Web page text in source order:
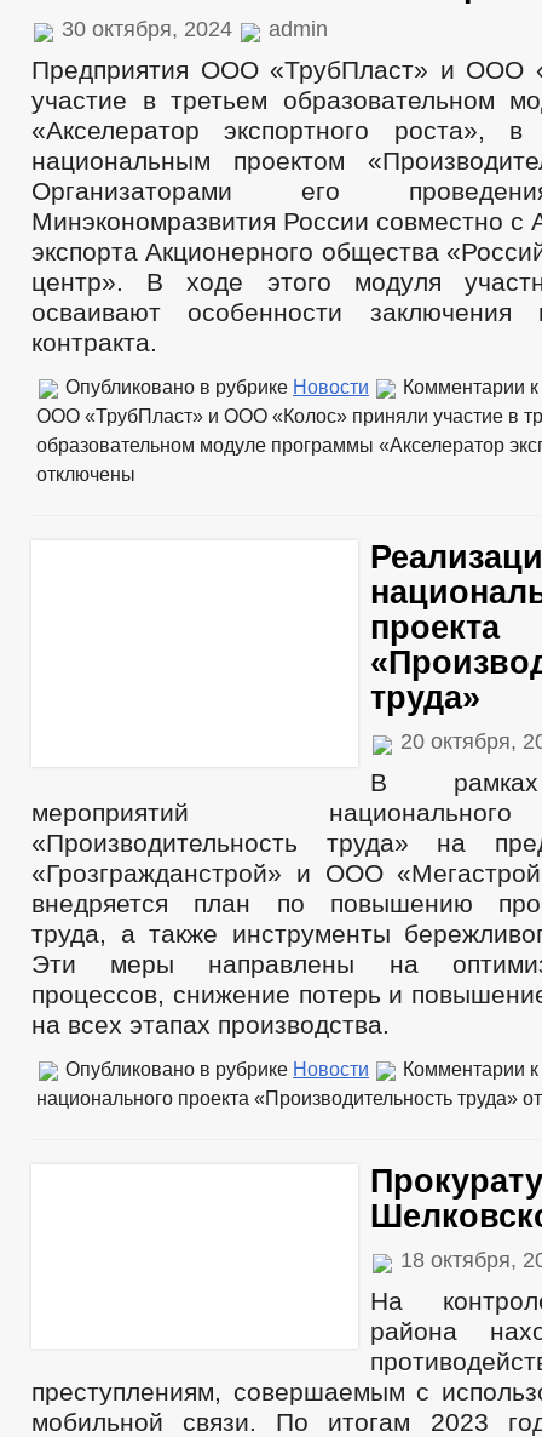
ПРОЕКТЫ К ОБСУЖДЕНИЮ
ПРОЕКТЫ РЕШЕНИЙ
ПРОЕКТЫ РЕШЕНИЙ О
ПРОЕКТЫ АДМИНИСТРАТИВНЫХ РЕГЛАМЕНТОВ
ПЕРЕЧЕНЬ НПА, СОДЕРЖАЩИХ ОБЯЗАТЕЛЬНЫЕ ТРЕБОВАНИЯ
РАСПОРЯЖЕНИЯ МЭРИИ
РЕШЕНИЯ
ПРОТЕСТЫ
ФЕДЕРАЛЬНЫЕ ЗАКОНЫ
БЮДЖЕТ
БЮДЖЕТ ПО ГОДАМ
ОТЧЕТ ОБ ИСПОЛНЕНИИ БЮДЖЕТА
_
МУНИЦИПАЛЬНЫЕ УСЛУГИ
ПРЕДОСТАВЛЕНИЕ УСЛУГ ИНВАЛИДАМ
СТАНДАРТЫ МУНИЦИПАЛЬНЫХ УСЛУГ
ПЕРЕЧЕНЬ НПА, СОДЕРЖАЩИХ ОБЯЗАТЕЛЬНЫЕ ТРЕБОВАНИЯ,
КОНТРОЛЮ
ПРИЕМ ГРАЖДАН
ОБЗОРЫ ОБРАЩЕНИЙ ГРАЖДАН
ФОРМА
РЕГЛАМЕНТ РАССМОТРЕНИЯ ОБРАЩЕНИЙ
30 октября, 2024 admin
Предприятия ООО «ТрубПласт» и ООО
участие в третьем образовательном
«Акселератор экспортного роста», в
национальным проектом
Организаторами его
Минэкономразвития России совместно
экспорта Акционерного общества
центр». В ходе этого модуля
осваивают особенности заключения
контракта.
Опубликовано в рубрике Новости Комментарии
ООО «ТрубПласт» и ООО «Колос» приняли участие в
образовательном модуле программы «Акселератор
отключены
проекта
труда»
20 октября,
В рамках
мероприятий
«Производительность труда» на
«Грозгражданстрой» и ООО
внедряется план по повышению
труда, а также инструменты
Эти меры направлены на
процессов, снижение потерь и
на всех этапах производства.
Опубликовано в рубрике Новости Комментарии
национального проекта «Производительность труда»
18 октября,
На
района
преступлениям, совершаемым с
мобильной связи. По итогам 2023